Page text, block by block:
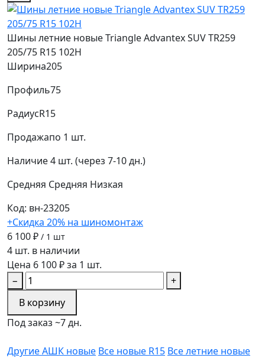
Шины летние новые Triangle Advantex SUV TR259
205/75 R15 102H
Ширина205
Профиль75
РадиусR15
Продажапо 1 шт.
Наличие4 шт. (через 7-10 дн.)
Средняя Средняя Низкая
Код: вн-23205
+Скидка 20% на шиномонтаж
6 100 ₽ / 1 шт
4 шт. в наличии
Цена 6 100 ₽ за 1 шт.
−
+
В корзину
Под заказ ~7 дн.
Другие АШК новые Все новые R15 Все летние новые